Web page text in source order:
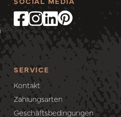
SERVICE
Kontakt
Zahlungsarten
Geschäftsbedingungen